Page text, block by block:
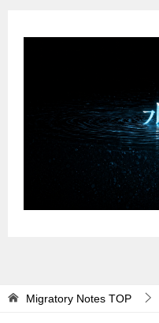
Migratory Notes TOP